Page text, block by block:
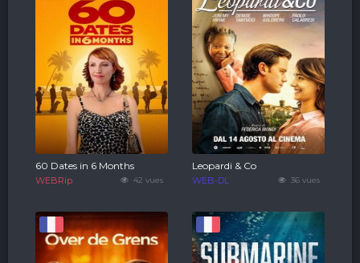
42 vues
60 Dates in 6 Months
WEBRip 36 vues
Leopardi & Co
WEB-DL